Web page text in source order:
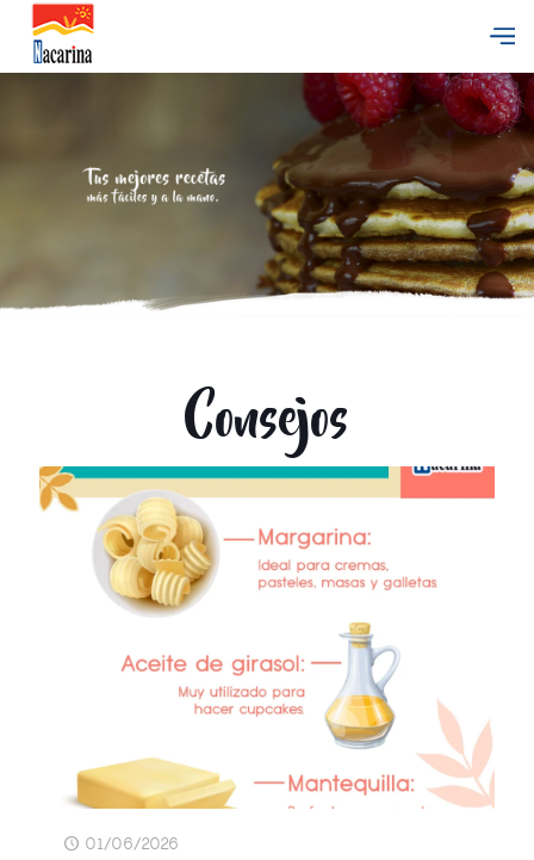
Consejos
01/06/2026